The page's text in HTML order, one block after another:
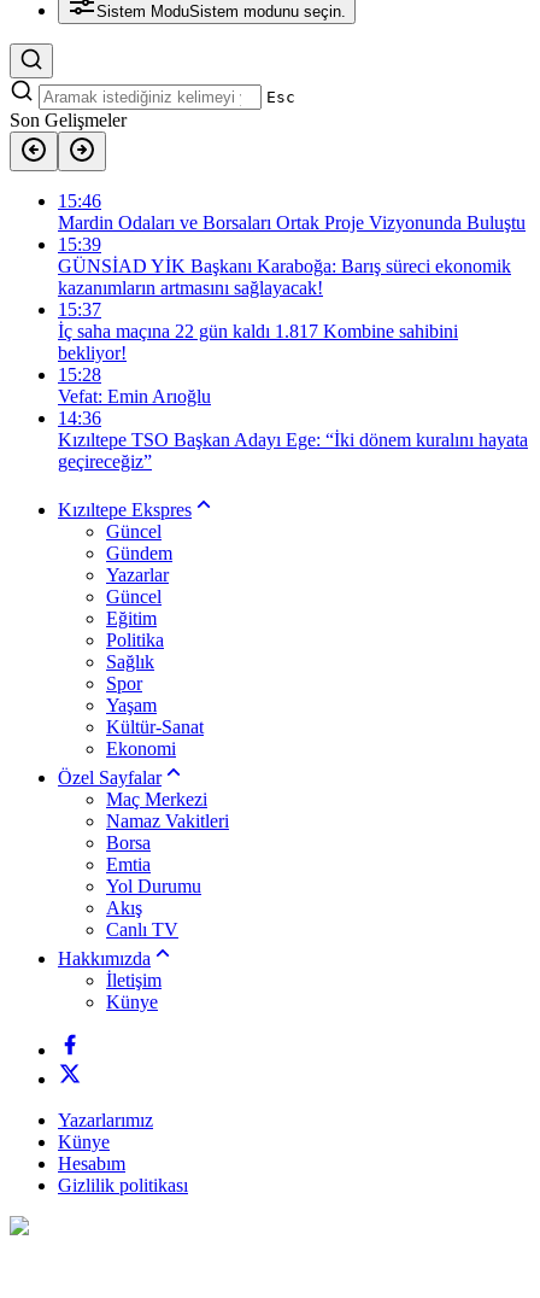
Sistem ModuSistem modunu seçin.
Esc
Son Gelişmeler
15:46
Mardin Odaları ve Borsaları Ortak Proje Vizyonunda Buluştu
15:39
GÜNSİAD YİK Başkanı Karaboğa: Barış süreci ekonomik
kazanımların artmasını sağlayacak!
15:37
İç saha maçına 22 gün kaldı 1.817 Kombine sahibini
bekliyor!
15:28
Vefat: Emin Arıoğlu
14:36
Kızıltepe TSO Başkan Adayı Ege: “İki dönem kuralını hayata
geçireceğiz”
Kızıltepe Ekspres
Güncel
Gündem
Yazarlar
Güncel
Eğitim
Politika
Sağlık
Spor
Yaşam
Kültür-Sanat
Ekonomi
Özel Sayfalar
Maç Merkezi
Namaz Vakitleri
Borsa
Emtia
Yol Durumu
Akış
Canlı TV
Hakkımızda
İletişim
Künye
Yazarlarımız
Künye
Hesabım
Gizlilik politikası